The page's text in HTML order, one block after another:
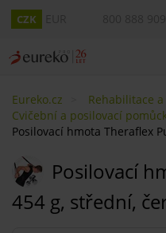
CZK
Eureko.cz
Rehabilitace
Cvičební a posilovací
Posilovací hmota Theraflex
Posilovací
454 g, střední,